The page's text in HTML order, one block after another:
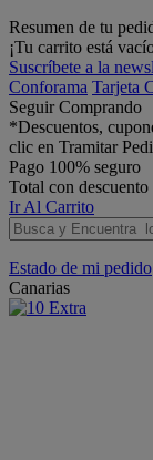
Resumen de tu
¡Tu carrito está
Suscríbete a la
Conforama Tarjeta
Seguir Comprando
*Descuentos,
clic en Tramitar
Pago 100% seguro
Total con descuento
Ir Al Carrito
Estado de mi pedido
Canarias